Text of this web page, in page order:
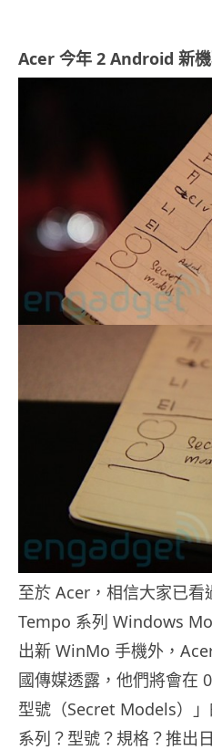
Acer 今年 2 Android 新機
至於 Acer，相信大家已看
Tempo 系列 Windows
出新 WinMo 手機外，
國傳媒透露，他們將會在
型號（Secret Models）
系列？型號？規格？推出